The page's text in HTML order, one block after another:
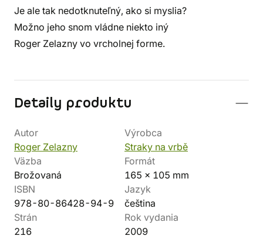
Je ale tak nedotknuteľný, ako si myslia?
Možno jeho snom vládne niekto iný
Roger Zelazny vo vrcholnej forme.
Detaily produktu
Autor
Roger Zelazny
Výrobca
Straky na vrbě
Väzba
Brožovaná
Formát
165 x 105 mm
ISBN
978-80-86428-94-9
Jazyk
čeština
Strán
216
Rok vydania
2009